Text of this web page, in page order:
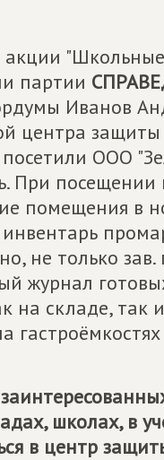
акции
партии
Иванов
центра
ООО
При
помещения в
инвентарь
не только
журнал
на складе,
школах, в
в центр